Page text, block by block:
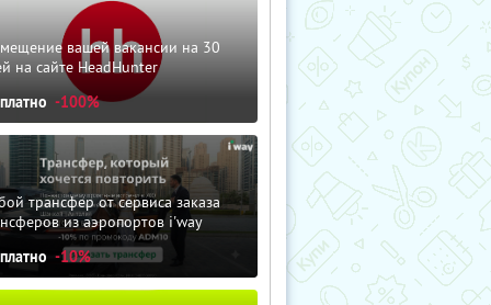
вашей вакансии на 30
на сайте HeadHunter
-100%
трансфер от сервиса заказа
из аэропортов i'way
-10%